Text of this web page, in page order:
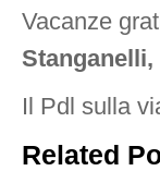
Vacanze
Il Pdl sulla
Related